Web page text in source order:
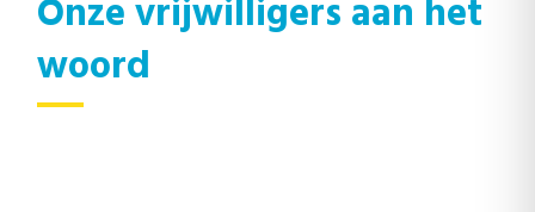
Onze vrijwilligers aan het
woord